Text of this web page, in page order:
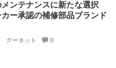
ンテナンスに新たな選択
ー承認の補修部品ブランド
グーネット 0